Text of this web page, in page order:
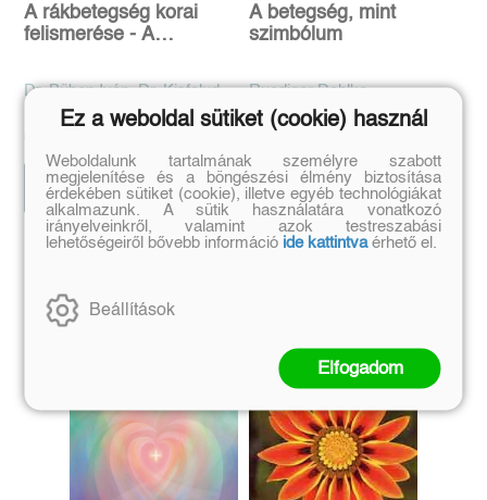
A rákbetegség korai
felismerése - A
általában - A
rosszindulatú daganatok
radiummal való
vonatkozásban - A
haláljelenségek
Dr. Büben Iván, Dr. Kisfaludy
Pál, Dr. Kubányi Endre, Dr.
Schranz Dénes
Eredeti ár:
Kötött ár:
Kosárba
A betegség, mint
szimbólum
Ruediger Dahlke
Eredeti ár:
Kötött ár:
Kosárba
Ez a weboldal sütiket (cookie) használ
Weboldalunk tartalmának személyre szabott
megjelenítése és a böngészési élmény biztosítása
érdekében sütiket (cookie), illetve egyéb technológiákat
alkalmazunk. A sütik használatára vonatkozó
irányelveinkről, valamint azok testreszabási
lehetőségeiről bővebb információ ide kattintvaérhető el.
Beállítások
Elfogadom